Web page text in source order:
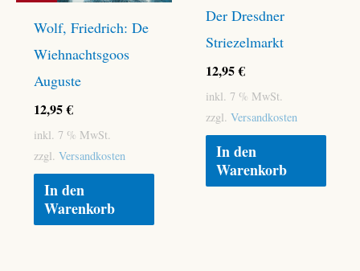
Wolf, Friedrich: De
Wiehnachtsgoos
Auguste
12,95€
inkl. 7 % MwSt.
zzgl. Versandkosten
In den
Warenkorb
Der Dresdner
Striezelmarkt
12,95€
inkl. 7 % MwSt.
zzgl. Versandkosten
In den
Warenkorb